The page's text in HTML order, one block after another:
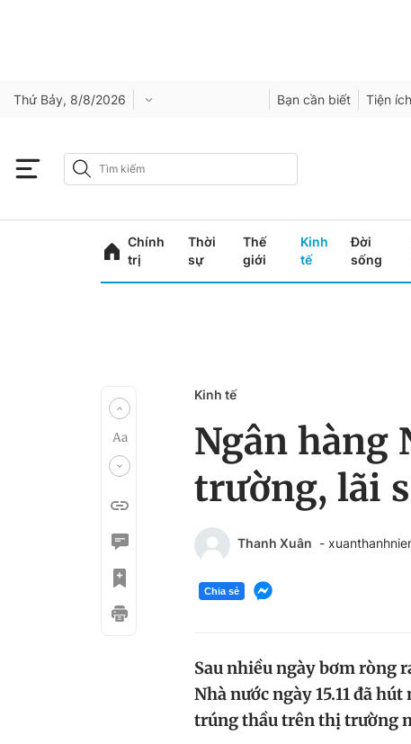
Thứ Bảy, 8/8/2026 Bạn cần biết Tiện ích
Chính
trị
Thời
sự
Thế
giới
Kinh
tế
Đời
sống
Kinh tế
Ngân hàng
trường, lãi
Thanh Xuân -
Chia sẻ
Sau nhiều ngày bơm ròng
Nhà nước ngày 15.11 đã
trúng thầu trên thị trường